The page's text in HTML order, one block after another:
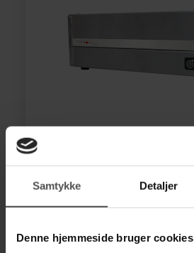
Samtykke Detaljer
Denne hjemmeside bruger cookies
3.996,00kr.